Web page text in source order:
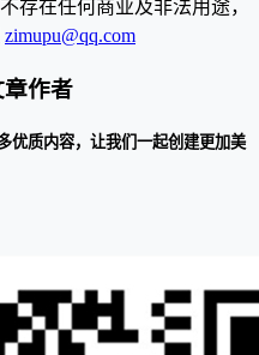
存在任何商业及非法用途，
zimupu@qq.com
作者
优质内容，让我们一起创建更加美